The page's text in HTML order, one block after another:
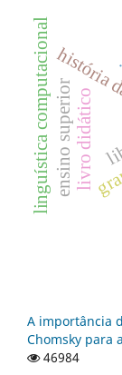
livro didático
linguística computacionalensino superior
A importância
Chomsky para
46984